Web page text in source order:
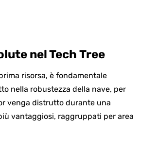
nel Tech Tree
risorsa, è fondamentale
nella robustezza della nave, per
venga distrutto durante una
vantaggiosi, raggruppati per area